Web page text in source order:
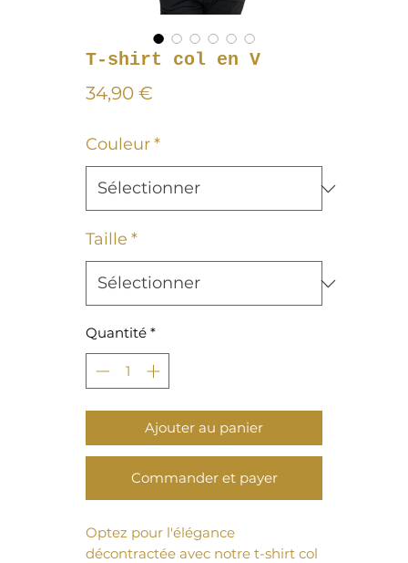
T-shirt col en V
34,90 €
Couleur*
Taille *
Quantité *
Ajouter au panier
Commander et payer
Optez pour l'élégance
décontractée avec notre t-shirt col